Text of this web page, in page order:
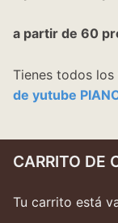
a partir de 60
Tienes todos
de yutube
CARRITO DE
Tu carrito está